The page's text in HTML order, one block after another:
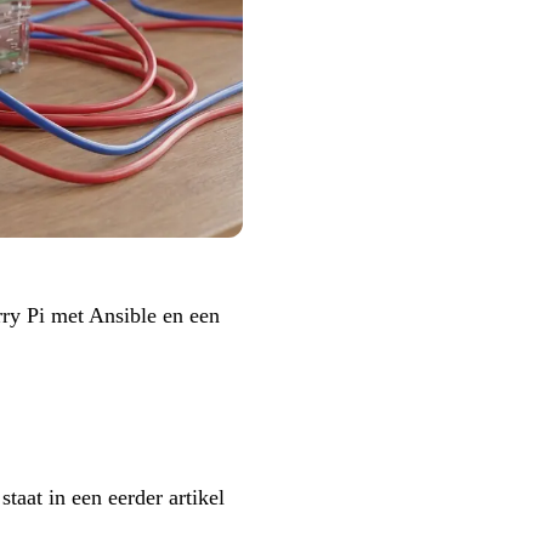
Pi met Ansible en een
in een eerder artikel